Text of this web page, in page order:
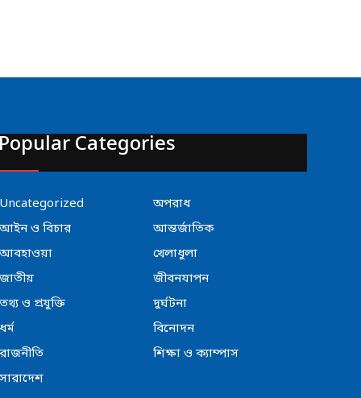
Popular Categories
Uncategorized
অপরাধ
ও বিচার
আন্তর্জাতিক
খেলাধুলা
জাতীয়
জীবনযাপন
তথ্য ও প্রযুক্তি
দুর্ঘটনা
ধর্ম
বিনোদন
রাজনীতি
শিক্ষা ও ক্যাম্পাস
সারাদেশ